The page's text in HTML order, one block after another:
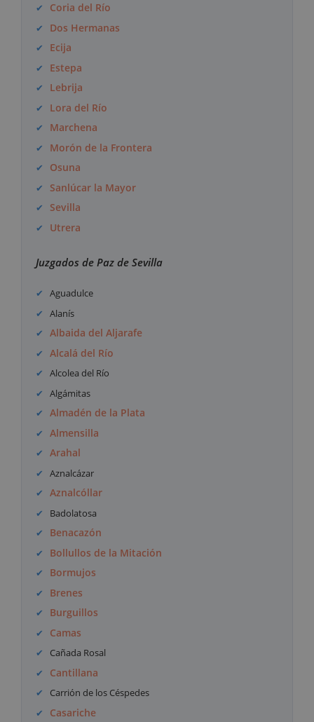
Coria del Río
Dos Hermanas
Ecija
Estepa
Lebrija
Lora del Río
Marchena
Morón de la Frontera
Osuna
Sanlúcar la Mayor
Sevilla
Utrera
Juzgados de Paz de Sevilla
Aguadulce
Alanís
Albaida del Aljarafe
Alcalá del Río
Alcolea del Río
Algámitas
Almadén de la Plata
Almensilla
Arahal
Aznalcázar
Aznalcóllar
Badolatosa
Benacazón
Bollullos de la Mitación
Bormujos
Brenes
Burguillos
Camas
Cañada Rosal
Cantillana
Carrión de los Céspedes
Casariche